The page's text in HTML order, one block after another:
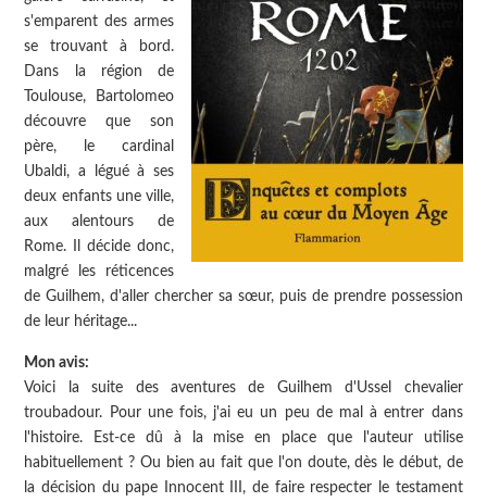
s'emparent des armes
se trouvant à bord.
Dans la région de
Toulouse, Bartolomeo
découvre que son
père, le cardinal
Ubaldi, a légué à ses
deux enfants une ville,
aux alentours de
Rome. Il décide donc,
malgré les réticences
de Guilhem, d'aller chercher sa sœur, puis de prendre possession
de leur héritage...
Mon avis:
Voici la suite des aventures de Guilhem d'Ussel chevalier
troubadour. Pour une fois, j'ai eu un peu de mal à entrer dans
l'histoire. Est-ce dû à la mise en place que l'auteur utilise
habituellement ? Ou bien au fait que l'on doute, dès le début, de
la décision du pape Innocent III, de faire respecter le testament